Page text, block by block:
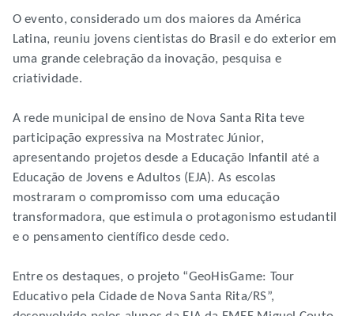
O evento, considerado um dos maiores da América
Latina, reuniu jovens cientistas do Brasil e do exterior em
uma grande celebração da inovação, pesquisa e
criatividade.
A rede municipal de ensino de Nova Santa Rita teve
participação expressiva na Mostratec Júnior,
apresentando projetos desde a Educação Infantil até a
Educação de Jovens e Adultos (EJA). As escolas
mostraram o compromisso com uma educação
transformadora, que estimula o protagonismo estudantil
e o pensamento científico desde cedo.
Entre os destaques, o projeto “GeoHisGame: Tour
Educativo pela Cidade de Nova Santa Rita/RS”,